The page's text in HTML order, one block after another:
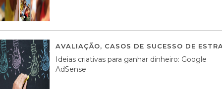
AVALIAÇÃO, CASOS DE SUCESSO DE
Ideias criativas para ganhar dinheiro: Google
AdSense